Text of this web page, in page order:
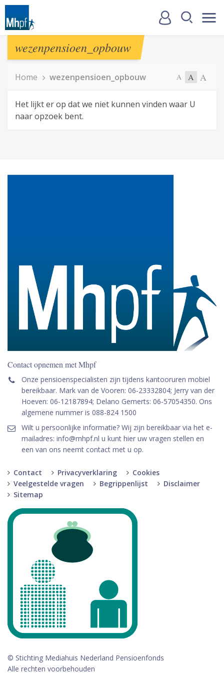
wezenpensioen_opbouw
Home wezenpensioen_opbouw A A A
Het lijkt er op dat we niet kunnen vinden waar U
naar opzoek bent.
Contact opnemen met Mhpf
Onze pensioenspecialisten zijn tijdens kantooruren mobiel
bereikbaar. Mark van de Vooren: 06-23332804; Jerry van der
Hoeven: 06-12187894; Delano Gemerts: 06-57054350. Ons
algemene nummer is 088-824 1500
Wilt u persoonlijke informatie? Wij zijn bereikbaar via het e-
mailadres: info@mhpf.nl u kunt hier uw vragen stellen en
een van ons neemt contact met u op.
Contact Privacyverklaring
Cookies
Veelgestelde vragen
Begrippenlijst
Disclaimer
Sitemap
© Stichting Mediahuis Nederland Pensioenfonds
Alle rechten voorbehouden